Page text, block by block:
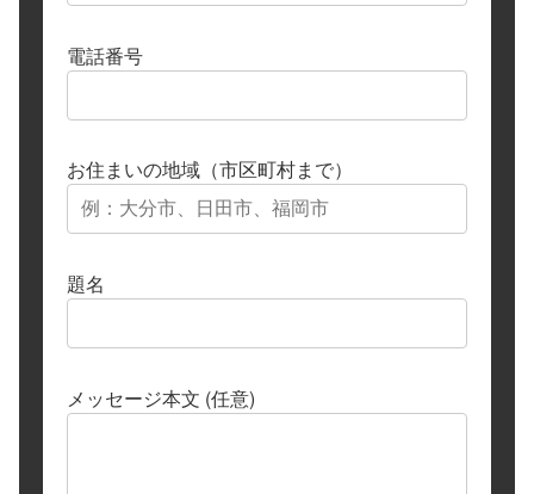
電話番号
お住まいの地域（市区町村まで）
題名
メッセージ本文 (任意)